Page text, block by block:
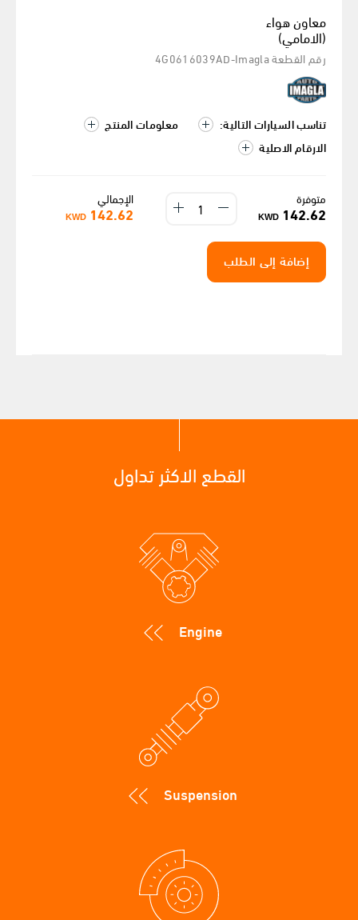
معاون هواء
(الامامي)
رقم القطعة 4G0616039AD-Imagla
تناسب السيارات التالية:
معلومات المنتج
الارقام الاصلية
متوفرة
142.62
KWD
الإجمالي
142.62
KWD
إضافة إلى الطلب
القطع الاكثر تداول
Engine
Suspension